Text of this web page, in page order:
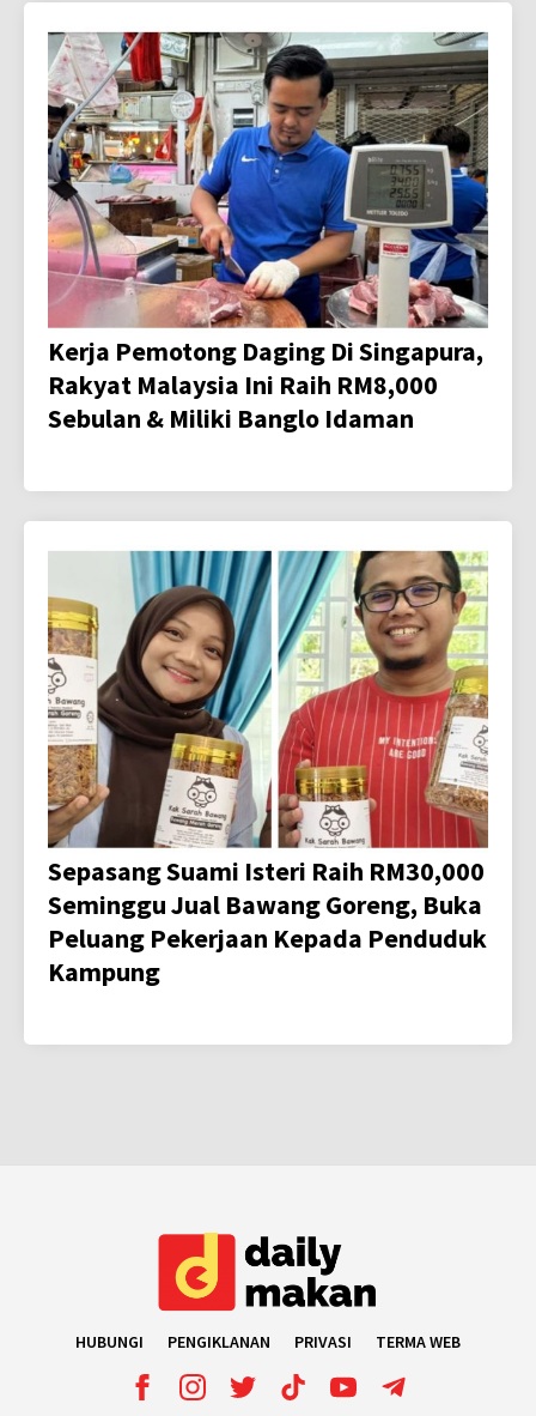
Kerja Pemotong Daging Di Singapura,
Rakyat Malaysia Ini Raih RM8,000
Sebulan & Miliki Banglo Idaman
Sepasang Suami Isteri Raih RM30,000
Seminggu Jual Bawang Goreng, Buka
Peluang Pekerjaan Kepada Penduduk
Kampung
HUBUNGI PENGIKLANAN PRIVASI TERMA WEB